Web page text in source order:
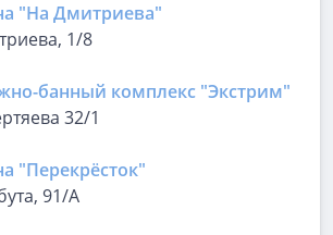
"На Дмитриева"
1/8
банный комплекс "Экстрим"
32/1
"Перекрёсток"
91/А